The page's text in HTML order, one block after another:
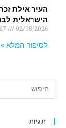
העיר אילת
הישראלית
02/08/2026
לסיפור המלא »
תגיות